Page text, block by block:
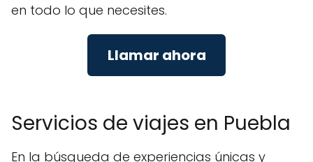
en todo lo que necesites.
Llamar ahora
Servicios de viajes en Puebla
En la búsqueda de experiencias únicas y